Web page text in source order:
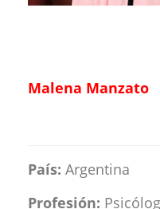
Malena Manzato
País: Argentina
Profesión: